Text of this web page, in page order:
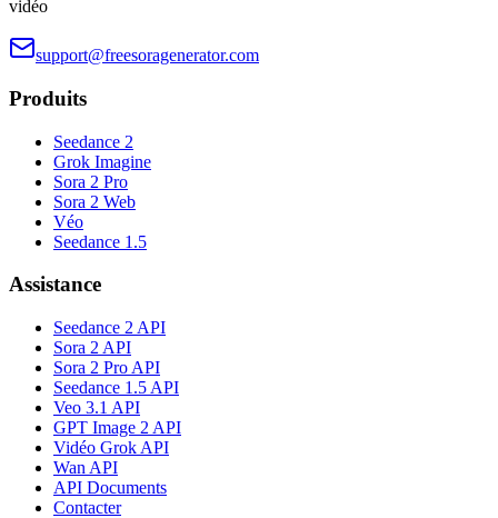
vidéo
support@freesoragenerator.com
Produits
Seedance 2
Grok Imagine
Sora 2 Pro
Sora 2 Web
Véo
Seedance 1.5
Assistance
Seedance 2 API
Sora 2 API
Sora 2 Pro API
Seedance 1.5 API
Veo 3.1 API
GPT Image 2 API
Vidéo Grok API
Wan API
API Documents
Contacter